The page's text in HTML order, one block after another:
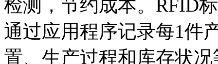
检测，节约成本。RFID
通过应用程序记录每1件
置、生产过程和库存状